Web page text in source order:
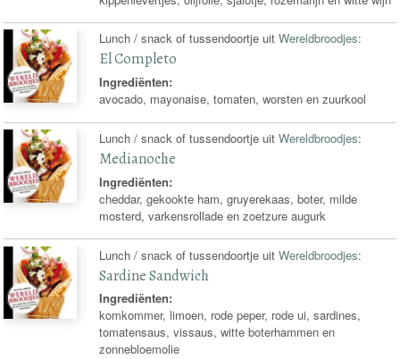
Lunch / snack of tussendoortje uitWereldbroodjes:
El Completo
Ingrediënten:
avocado, mayonaise, tomaten, worsten en zuurkool
Lunch / snack of tussendoortje uitWereldbroodjes:
Medianoche
Ingrediënten:
cheddar, gekookte ham, gruyerekaas, boter, milde
mosterd, varkensrollade en zoetzure augurk
Lunch / snack of tussendoortje uitWereldbroodjes:
Sardine Sandwich
Ingrediënten:
komkommer, limoen, rode peper, rode ui, sardines,
tomatensaus, vissaus, witte boterhammen en
zonnebloemolie